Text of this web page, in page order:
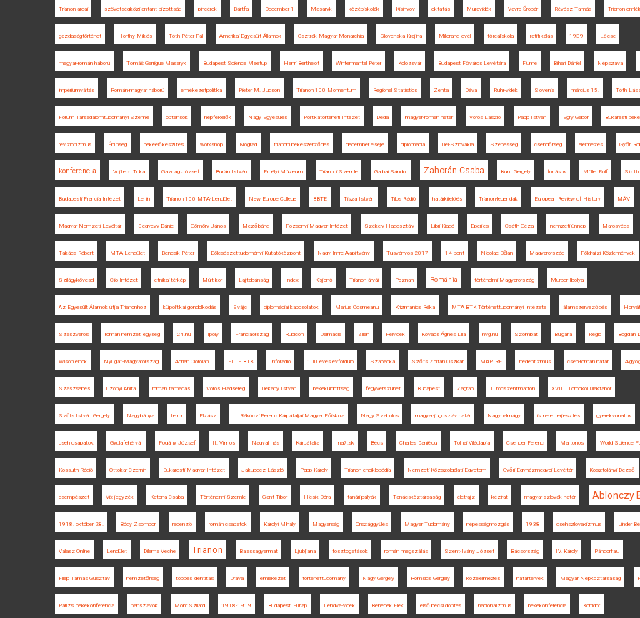
Trianon arcai szövetségközi antant-bizottság pincérek Bártfa December 1 Masaryk középiskolák Kisinyov oktatás Muravidék Vavro Šrobár Révész Tamás Trianon
gazdaságtörténet Horthy Miklós Tóth Péter Pál Amerikai Egyesült Államok Osztrák-Magyar Monarchia Slovenska Krajina Millerand-levél főreáliskola ratifikálás 1939 Lőcse
magyar-román háború Tomáš Garrigue Masaryk Budapest Science Meetup Henri Berthelot Wintermantel Péter Kolozsvár Budapest Főváros Levéltára Fiume Bihari Dániel Népszava
impériumváltás Román-magyar háború emlékezetpolitika Pieter M. Judson Trianon 100 Momentum Regional Statistics Zenta Déva Ruhr-vidék Slovenia március 15. Tóth
Fórum Társadalomtudományi Szemle optánsok népfelkelők Nagy Egyesülés Politikatörténeti Intézet Déda magyar-román határ Vörös László Papp István Egry Gábor Bukaresti béke
revizionizmus Éhínség békeelőkészítés workshop Nógrád trianoni békeszerződés december elseje diplomácia Dél-Szlovákia Szepesség csendőrség élelmezés Győri
konferencia Vojtech Tuka Gazdag József Burián István Erdélyi Múzeum Trianoni Szemle Garbai Sándor Zahorán Csaba Kunt Gergely források Müller Rolf Sic
Budapesti Francia Intézet Lenin Trianon 100 MTA-Lendület New Europe College BBTE Tisza István Tilos Rádió határkijelölés Trianon-legendák European Review of History MÁV
Magyar Nemzeti Levéltár Segyevy Dániel Gömöry János Mezőbánd Pozsonyi Magyar Intézet Székely Hadosztály Libri Kiadó Eperjes Csáth Géza nemzeti ünnep Marosvécs
Takács Róbert MTA Lendület Bencsik Péter Bölcsészettudományi Kutatóközpont Nagy Imre Alapítvány Tusványos 2017 14 pont Nicolae Bălan Magyarország Földrajzi Közlemények
Szilágykövesd Clio Intézet etnikai térkép Múlt-kor Lajtabánság Index Kisjenő Trianon árvái Poznan Románia történelmi Magyarország Murber Ibolya
Az Egyesült Államok útja Trianonhoz külpolitikai gondolkodás Svájc diplomáciai kapcsolatok Marius Cosmeanu Krizmanics Réka MTA BTK Történettudományi Intézete államszerveződés
Szászváros román nemzeti egység 24.hu Ipoly Franciaország Rubicon Dalmácia Zilah Felvidék Kovács Ágnes Lilla hvg.hu Szombat Bulgária Regio Bogdan
Wilson elnök Nyugat-Magyarország Adrian Cioroianu ELTE BTK Inforádió 100 éves évforduló Szabadka Szőts Zoltán Oszkár MAPIRE irredentizmus cseh-román határ
Szászsebes Uzonyi Anita román támadás Vörös Hadsereg Dékány István békeküldöttség fegyverszünet Budapest Zágráb Turócszentmárton XVIII. Torockói Diáktábor
Szűts István Gergely Nagybánya terror Elzász II. Rákóczi Ferenc Kárpátaljai Magyar Főiskola Nagy Szabolcs magyar-jugoszláv határ Nagyhalmágy ismeretterjesztés gyerekvonatok
cseh csapatok Gyulafehérvár Pogány József II. Vilmos Nagyalmás Kárpátalja ma7.sk Bécs Charles Daniélou Tolnai Világlapja Csenger Ferenc Martonos World Science
Kossuth Rádió Ottokar Czernin Bukaresti Magyar Intézet Jakubecz László Papp Károly Trianon enciklopédia Nemzeti Közszolgálati Egyetem Győri Egyházmegyei Levéltár Kosztolányi Dezső
csempészet Vix-jegyzék Katona Csaba Történelmi Szemle Glant Tibor Hicsik Dóra tanári pályák Tanácsköztársaság életrajz kézirat magyar-szlovák határ Ablonczy
1918. október 28. Bódy Zsombor recenzió román csapatok Károlyi Mihály Magyarság Országgyűlés Magyar Tudomány népességmozgás 1938 csehszlovakizmus Linder
Válasz Online Lendület Dilema Veche Trianon Balassagyarmat Ljubljana fosztogatások román megszállás Szent-Ivány József Bácsország IV. Károly Pándorfalu
Filep Tamás Gusztáv nemzetőrség többes identitás Dráva emlékezet történettudomány Nagy Gergely Romsics Gergely közélelmezés határtervek Magyar Népköztársaság
Párizsi békekonferencia pánszlávok Mohr Szilárd 1918-1919 Budapesti Hírlap Lendva-vidék Benedek Elek első bécsi döntés nacionalizmus békekonferencia Korridor